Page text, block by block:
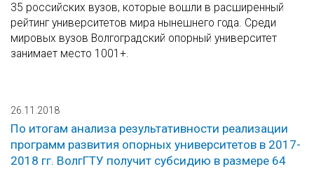
35 российских вузов, которые вошли в расширенный
рейтинг университетов мира нынешнего года. Среди
мировых вузов Волгоградский опорный университет
занимает место 1001+.
26.11.2018
По итогам анализа результативности реализации
программ развития опорных университетов в 2017-
2018 гг. ВолгГТУ получит субсидию в размере 64